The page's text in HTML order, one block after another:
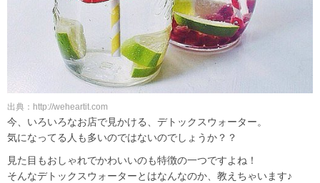
出典：http://weheartit.com
今、いろいろなお店で見かける、デトックスウォーター。
気になってる人も多いのではないのでしょうか？？
見た目もおしゃれでかわいいのも特徴の一つですよね！
そんなデトックスウォーターとはなんなのか、教えちゃいます♪